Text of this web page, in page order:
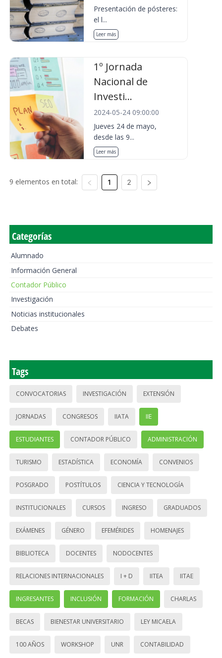
Presentación de pósteres:
el l...
Leer más
1º Jornada
Nacional de
Investi...
2024-05-24 09:00:00
Jueves 24 de mayo,
desde las 9...
Leer más
9 elementos en total: 1 2
Categorías
Alumnado
Información General
Contador Público
Investigación
Noticias institucionales
Debates
Tags
CONVOCATORIAS INVESTIGACIÓN EXTENSIÓN
JORNADAS CONGRESOS IIATA IIE
ESTUDIANTES CONTADOR PÚBLICO ADMINISTRACIÓN
TURISMO ESTADÍSTICA ECONOMÍA CONVENIOS
POSGRADO POSTÍTULOS CIENCIA Y TECNOLOGÍA
INSTITUCIONALES CURSOS INGRESO GRADUADOS
EXÁMENES GÉNERO EFEMÉRIDES HOMENAJES
BIBLIOTECA DOCENTES NODOCENTES
RELACIONES INTERNACIONALES I + D IITEA IITAE
INGRESANTES INCLUSIÓN FORMACIÓN CHARLAS
BECAS BIENESTAR UNIVERSITARIO LEY MICAELA
100 AÑOS WORKSHOP UNR CONTABILIDAD